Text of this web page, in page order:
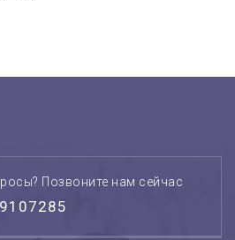
Позвоните нам сейчас